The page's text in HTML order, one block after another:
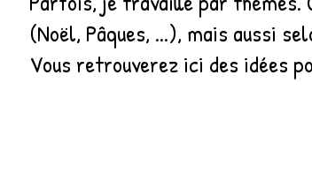
(Noël, Pâques, ...), mais aussi
Vous retrouverez ici des idées